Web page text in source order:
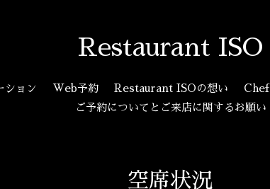
Restaurant ISO
ション Web予約 Restaurant ISOの想い Chef
ご予約についてとご来店に関するお願い
空席状況